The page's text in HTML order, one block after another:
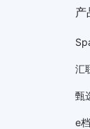
产
汇
甄
e